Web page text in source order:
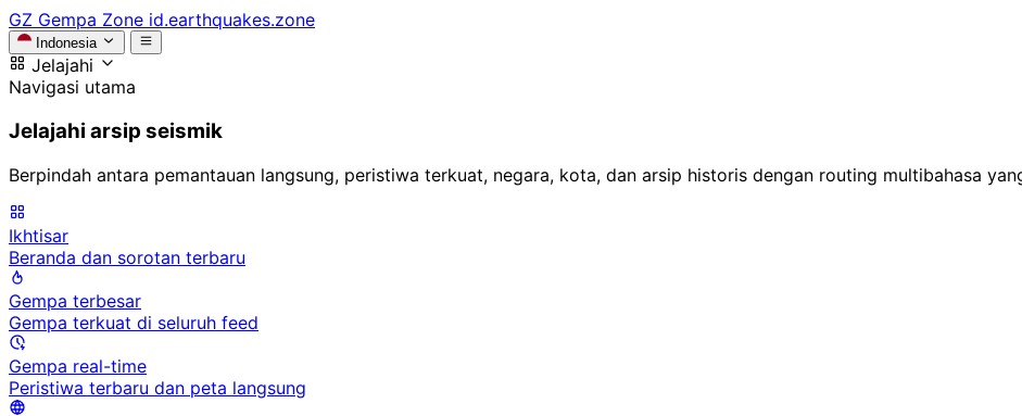
GZ Gempa Zone id.earthquakes.zone
Indonesia
Jelajahi
Navigasi utama
Jelajahi arsip seismik
Berpindah antara pemantauan langsung, peristiwa terkuat, negara, kota, dan arsip historis dengan routing multibahasa
Ikhtisar
Beranda dan sorotan terbaru
Gempa terbesar
Gempa terkuat di seluruh feed
Gempa real-time
Peristiwa terbaru dan peta langsung